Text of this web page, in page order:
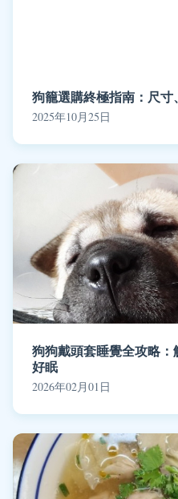
狗籠選購終極指南：尺
2025年10月25日
狗狗戴頭套睡覺全攻略
好眠
2026年02月01日